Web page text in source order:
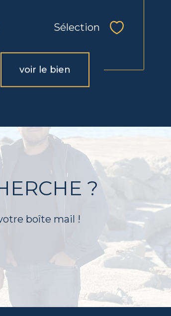
Sélection
voir le bien
?
boîte mail !